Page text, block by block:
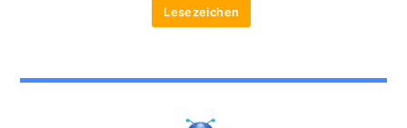
Lesezeichen